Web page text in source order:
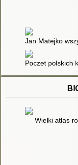
Jan Matejko
Poczet polskich
Wielki atlas